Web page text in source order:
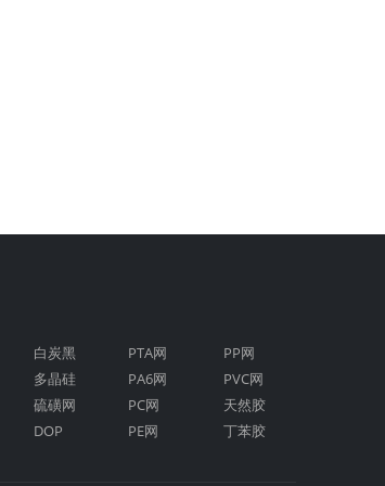
白炭黑
多晶硅
硫磺网
DOP
PTA网
PA6网
PC网
PE网
PP网
PVC网
天然胶
丁苯胶